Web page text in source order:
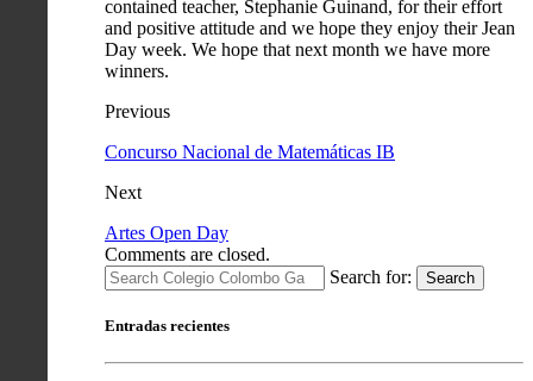
contained teacher, Stephanie Guinand, for their effort
and positive attitude and we hope they enjoy their Jean
Day week. We hope that next month we have more
winners.
Previous
Concurso Nacional de Matemáticas IB
Next
Artes Open Day
Comments are closed.
Search for:
Search
Entradas recientes